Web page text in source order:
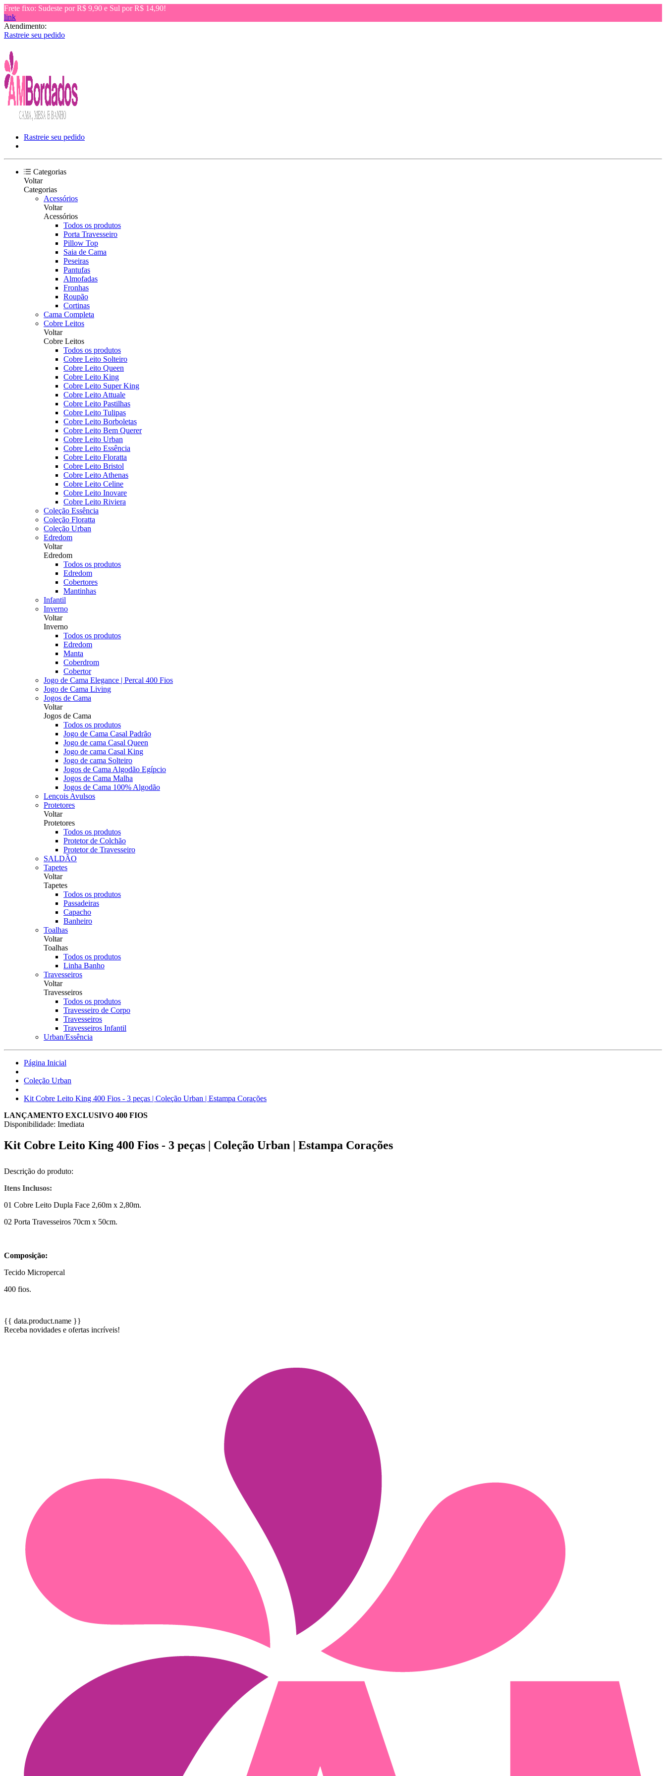
Frete fixo: Sudeste por R$ 9,90 e Sul por R$ 14,90!
link
Atendimento:
Rastreie seu pedido
Rastreie seu pedido
Categorias
Voltar
Categorias
Acessórios
Voltar
Acessórios
Todos os produtos
Porta Travesseiro
Pillow Top
Saia de Cama
Peseiras
Pantufas
Almofadas
Fronhas
Roupão
Cortinas
Cama Completa
Cobre Leitos
Voltar
Cobre Leitos
Todos os produtos
Cobre Leito Solteiro
Cobre Leito Queen
Cobre Leito King
Cobre Leito Super King
Cobre Leito Attuale
Cobre Leito Pastilhas
Cobre Leito Tulipas
Cobre Leito Borboletas
Cobre Leito Bem Querer
Cobre Leito Urban
Cobre Leito Essência
Cobre Leito Floratta
Cobre Leito Bristol
Cobre Leito Athenas
Cobre Leito Celine
Cobre Leito Inovare
Cobre Leito Riviera
Coleção Essência
Coleção Floratta
Coleção Urban
Edredom
Voltar
Edredom
Todos os produtos
Edredom
Cobertores
Mantinhas
Infantil
Inverno
Voltar
Inverno
Todos os produtos
Edredom
Manta
Coberdrom
Cobertor
Jogo de Cama Elegance | Percal 400 Fios
Jogo de Cama Living
Jogos de Cama
Voltar
Jogos de Cama
Todos os produtos
Jogo de Cama Casal Padrão
Jogo de cama Casal Queen
Jogo de cama Casal King
Jogo de cama Solteiro
Jogos de Cama Algodão Egípcio
Jogos de Cama Malha
Jogos de Cama 100% Algodão
Lençois Avulsos
Protetores
Voltar
Protetores
Todos os produtos
Protetor de Colchão
Protetor de Travesseiro
SALDÃO
Tapetes
Voltar
Tapetes
Todos os produtos
Passadeiras
Capacho
Banheiro
Toalhas
Voltar
Toalhas
Todos os produtos
Linha Banho
Travesseiros
Voltar
Travesseiros
Todos os produtos
Travesseiro de Corpo
Travesseiros
Travesseiros Infantil
Urban/Essência
Página Inicial
Coleção Urban
Kit Cobre Leito King 400 Fios - 3 peças | Coleção Urban | Estampa Corações
LANÇAMENTO EXCLUSIVO 400 FIOS
Disponibilidade: Imediata
Kit Cobre Leito King 400 Fios - 3 peças | Coleção Urban | Estampa Corações
Descrição do produto:
Itens Inclusos:
01 Cobre Leito Dupla Face 2,60m x 2,80m.
02 Porta Travesseiros 70cm x 50cm.
Composição:
Tecido Micropercal
400 fios.
{{ data.product.name }}
Receba novidades e ofertas incríveis!